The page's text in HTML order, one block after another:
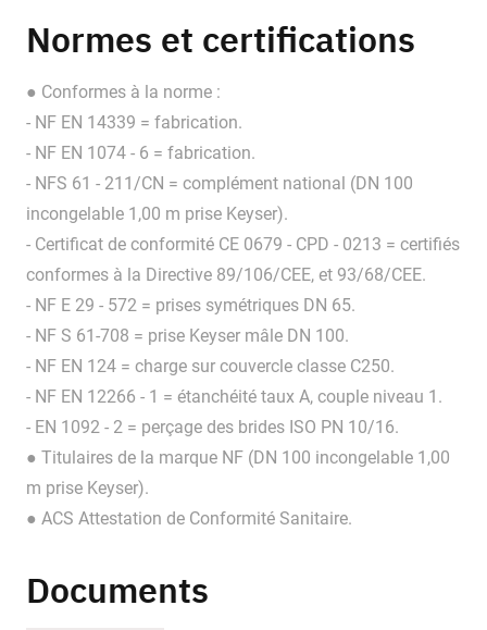
Normes et certifications
● Conformes à la norme :
- NF EN 14339 = fabrication.
- NF EN 1074 - 6 = fabrication.
- NFS 61 - 211/CN = complément national (DN 100
incongelable 1,00 m prise Keyser).
- Certificat de conformité CE 0679 - CPD - 0213 = certifiés
conformes à la Directive 89/106/CEE, et 93/68/CEE.
- NF E 29 - 572 = prises symétriques DN 65.
- NF S 61-708 = prise Keyser mâle DN 100.
- NF EN 124 = charge sur couvercle classe C250.
- NF EN 12266 - 1 = étanchéité taux A, couple niveau 1.
- EN 1092 - 2 = perçage des brides ISO PN 10/16.
● Titulaires de la marque NF (DN 100 incongelable 1,00
m prise Keyser).
● ACS Attestation de Conformité Sanitaire.
Documents